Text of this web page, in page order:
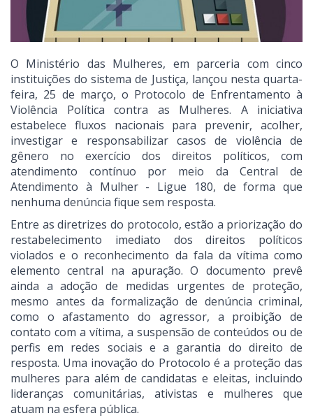
O Ministério das Mulheres, em parceria com cinco
instituições do sistema de Justiça, lançou nesta quarta-
feira, 25 de março, o Protocolo de Enfrentamento à
Violência Política contra as Mulheres. A iniciativa
estabelece fluxos nacionais para prevenir, acolher,
investigar e responsabilizar casos de violência de
gênero no exercício dos direitos políticos, com
atendimento contínuo por meio da Central de
Atendimento à Mulher - Ligue 180, de forma que
nenhuma denúncia fique sem resposta.
Entre as diretrizes do protocolo, estão a priorização do
restabelecimento imediato dos direitos políticos
violados e o reconhecimento da fala da vítima como
elemento central na apuração. O documento prevê
ainda a adoção de medidas urgentes de proteção,
mesmo antes da formalização de denúncia criminal,
como o afastamento do agressor, a proibição de
contato com a vítima, a suspensão de conteúdos ou de
perfis em redes sociais e a garantia do direito de
resposta. Uma inovação do Protocolo é a proteção das
mulheres para além de candidatas e eleitas, incluindo
lideranças comunitárias, ativistas e mulheres que
atuam na esfera pública.